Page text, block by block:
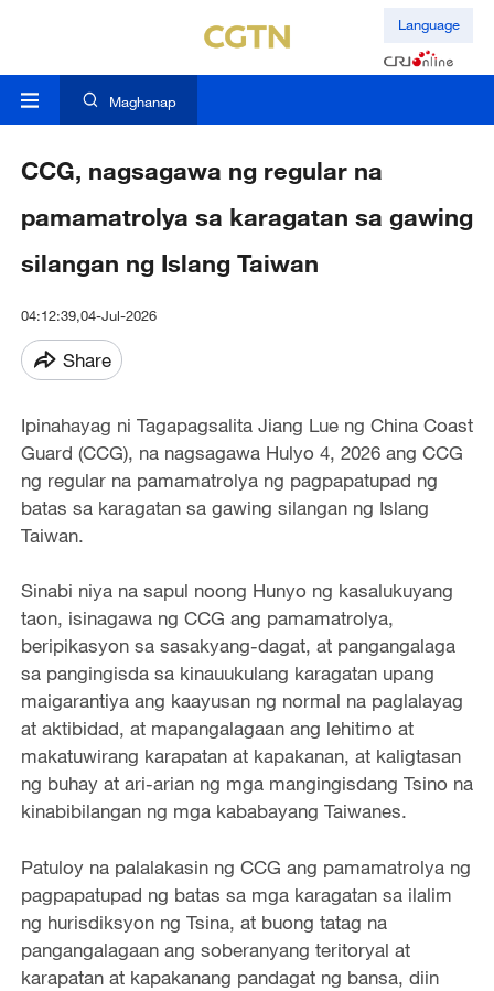
Language
Maghanap
CCG, nagsagawa ng regular na
pamamatrolya sa karagatan sa gawing
silangan ng Islang Taiwan
04:12:39,04-Jul-2026
Share
Ipinahayag ni Tagapagsalita Jiang Lue ng China Coast
Guard (CCG), na nagsagawa Hulyo 4, 2026 ang CCG
ng regular na pamamatrolya ng pagpapatupad ng
batas sa karagatan sa gawing silangan ng Islang
Taiwan.
Sinabi niya na sapul noong Hunyo ng kasalukuyang
taon, isinagawa ng CCG ang pamamatrolya,
beripikasyon sa sasakyang-dagat, at pangangalaga
sa pangingisda sa kinauukulang karagatan upang
maigarantiya ang kaayusan ng normal na paglalayag
at aktibidad, at mapangalagaan ang lehitimo at
makatuwirang karapatan at kapakanan, at kaligtasan
ng buhay at ari-arian ng mga mangingisdang Tsino na
kinabibilangan ng mga kababayang Taiwanes.
Patuloy na palalakasin ng CCG ang pamamatrolya ng
pagpapatupad ng batas sa mga karagatan sa ilalim
ng hurisdiksyon ng Tsina, at buong tatag na
pangangalagaan ang soberanyang teritoryal at
karapatan at kapakanang pandagat ng bansa, diin